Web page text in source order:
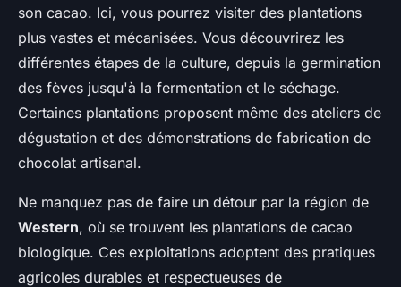
son cacao. Ici, vous pourrez visiter des plantations
plus vastes et mécanisées. Vous découvrirez les
différentes étapes de la culture, depuis la germination
des fèves jusqu'à la fermentation et le séchage.
Certaines plantations proposent même des ateliers de
dégustation et des démonstrations de fabrication de
chocolat artisanal.
Ne manquez pas de faire un détour par la région de
Western, où se trouvent les plantations de cacao
biologique. Ces exploitations adoptent des pratiques
agricoles durables et respectueuses de